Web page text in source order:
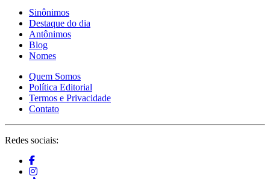
Sinônimos
Destaque do dia
Antônimos
Blog
Nomes
Quem Somos
Política Editorial
Termos e Privacidade
Contato
Redes sociais: